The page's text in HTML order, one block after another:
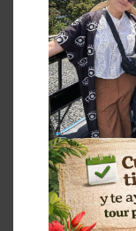
DIAS
2
6
10
13
14
17
18
21
22
25
26
29
30
Escoge uno